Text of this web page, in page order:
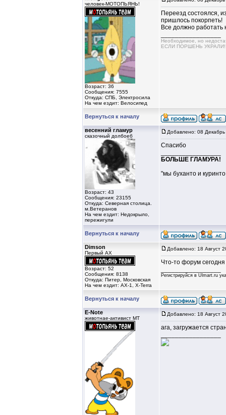
человек-МОТОПЬЯНЬ!
Возраст: 36
Сообщения: 7555
Откуда: СПБ, Электросила
На чем ездит: Велосипед
Переезд состоялся,
пришлось покорпеть!
Все должно работать
Необходимое, но
ЕСЛИ ПОРШЕНЬ
Вернуться к началу
весенний гламур
сказочный долбоеб
Возраст: 43
Сообщения: 23155
Откуда: Северная столица.
м.Ветеранов
На чем ездит: Недокрыло,
пережигули
Добавлено: 08
Спасибо
БОЛЬШЕ ГЛАМУРА!
"мы буханто и
Вернуться к началу
Dimson
Первый AX
Возраст: 52
Сообщения: 8138
Откуда: Питер, Московская
На чем ездит: AX-1, X-Terra
Добавлено: 18 Август
Что-то форум
Регистрируйся в Ulmart.ru
Вернуться к началу
E-Note
животнае-активист MT
Добавлено: 18 Август
ага, загружается